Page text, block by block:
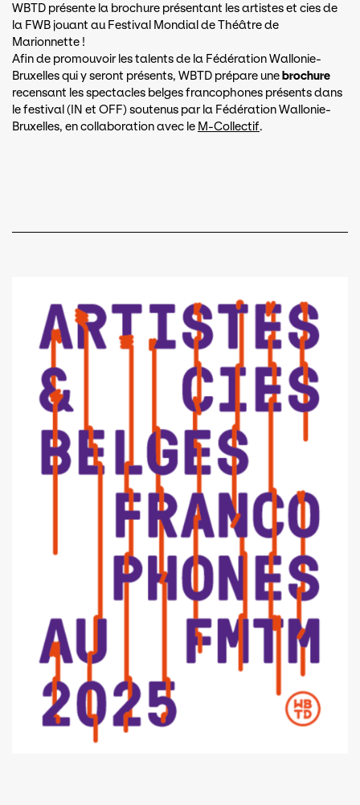
WBTD présente la brochure présentant les artistes et cies de
la FWB jouant au Festival Mondial de Théâtre de
Marionnette !
Afin de promouvoir les talents de la Fédération Wallonie-
Bruxelles qui y seront présents, WBTD prépare une brochure
recensant les spectacles belges francophones présents dans
le festival (IN et OFF) soutenus par la Fédération Wallonie-
Bruxelles, en collaboration avec le M-Collectif.